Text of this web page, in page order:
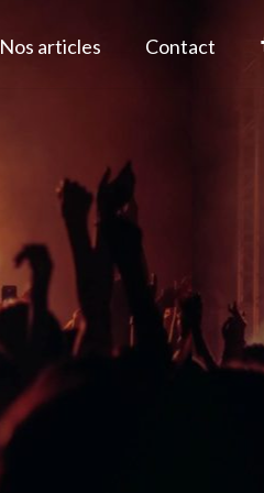
Nos articles Contact